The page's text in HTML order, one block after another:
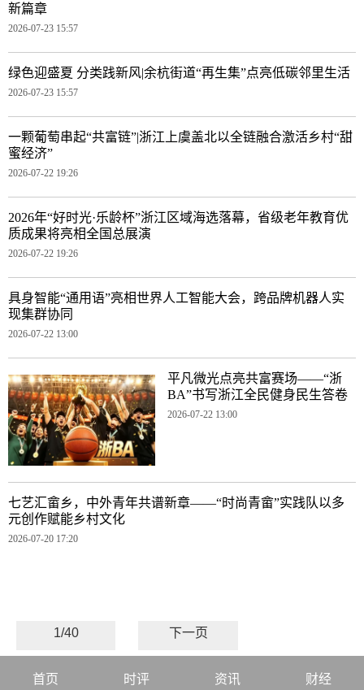
新篇章
2026-07-23 15:57
绿色迎盛夏 分类践新风|余杭街道“再生集”点亮低碳邻里生活
2026-07-23 15:57
一颗葡萄串起“共富链”|浙江上虞盖北以全链融合激活乡村“甜
蜜经济”
2026-07-22 19:26
2026年“好时光·乐龄杯”浙江区域海选落幕，省级老年教育优
质成果将亮相全国总展演
2026-07-22 19:26
具身智能“通用语”亮相世界人工智能大会，跨品牌机器人实
现集群协同
2026-07-22 13:00
平凡微光点亮共富赛场——“浙
BA”书写浙江全民健身民生答卷
2026-07-22 13:00
七艺汇畲乡，中外青年共谱新章——“时尚青畲”实践队以多
元创作赋能乡村文化
2026-07-20 17:20
1/40 下一页
首页 时评 资讯 财经